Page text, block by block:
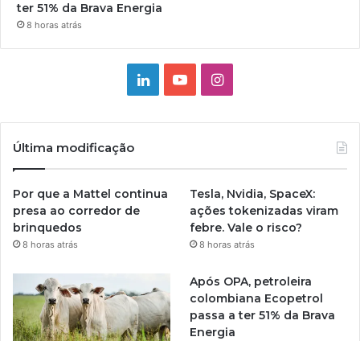
ter 51% da Brava Energia
8 horas atrás
LinkedinYouTubeInstagram
Última modificação
Por que a Mattel continua
presa ao corredor de
brinquedos
8 horas atrás
Tesla, Nvidia, SpaceX:
ações tokenizadas viram
febre. Vale o risco?
8 horas atrás
Após OPA, petroleira
colombiana Ecopetrol
passa a ter 51% da Brava
Energia